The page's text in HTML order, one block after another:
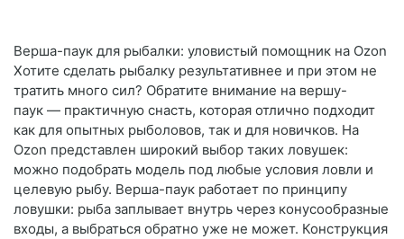
Верша-паук для рыбалки: уловистый помощник на Ozon
Хотите сделать рыбалку результативнее и при этом не
тратить много сил? Обратите внимание на вершу-
паук — практичную снасть, которая отлично подходит
как для опытных рыболовов, так и для новичков. На
Ozon представлен широкий выбор таких ловушек:
можно подобрать модель под любые условия ловли и
целевую рыбу. Верша-паук работает по принципу
ловушки: рыба заплывает внутрь через конусообразные
входы, а выбраться обратно уже не может. Конструкция